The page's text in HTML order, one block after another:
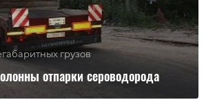
грузов
отпарки сероводорода